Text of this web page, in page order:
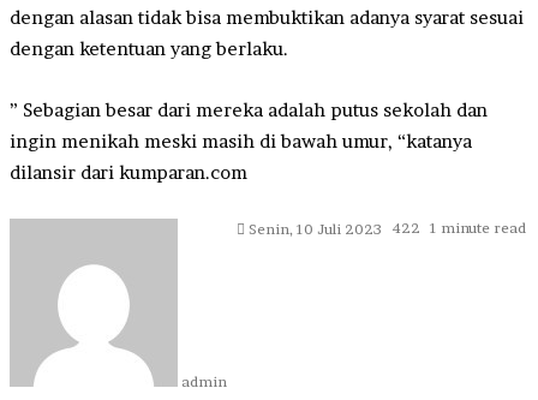
dengan alasan tidak bisa membuktikan adanya syarat sesuai
dengan ketentuan yang berlaku.
” Sebagian besar dari mereka adalah putus sekolah dan
ingin menikah meski masih di bawah umur, “katanya
dilansir dari kumparan.com
admin
SendSenin, 10 Juli 2023 422 1 minute read